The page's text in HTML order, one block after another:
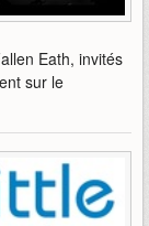
Eath, invités
sur le